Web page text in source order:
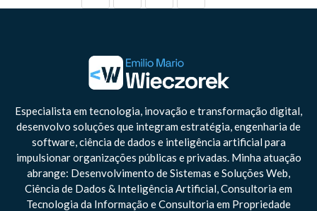
Especialista em tecnologia, inovação e transformação digital,
desenvolvo soluções que integram estratégia, engenharia de
software, ciência de dados e inteligência artificial para
impulsionar organizações públicas e privadas. Minha atuação
abrange: Desenvolvimento de Sistemas e Soluções Web,
Ciência de Dados & Inteligência Artificial, Consultoria em
Tecnologia da Informação e Consultoria em Propriedade